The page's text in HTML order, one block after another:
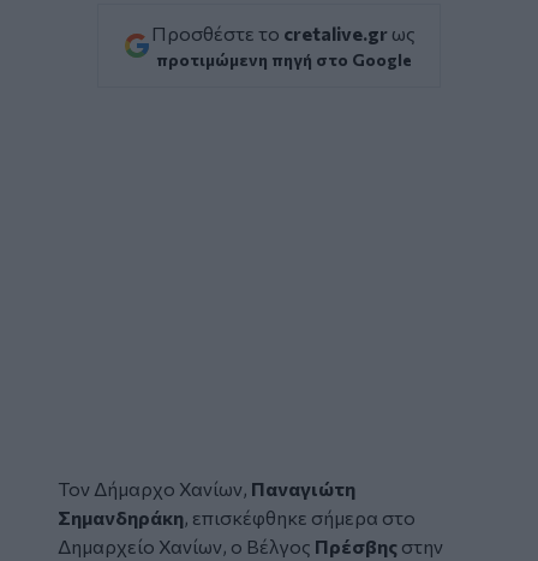
Προσθέστε το cretalive.gr ως
προτιμώμενη πηγή στο Google
Τον Δήμαρχο Χανίων, Παναγιώτη
Σημανδηράκη, επισκέφθηκε σήμερα στο
Δημαρχείο Χανίων, ο Βέλγος Πρέσβης στην